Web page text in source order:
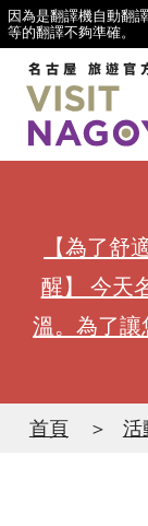
因為是翻譯機自動翻
等的翻譯不夠準確。
【為了舒
醒】 今天
溫。為了
首頁 活